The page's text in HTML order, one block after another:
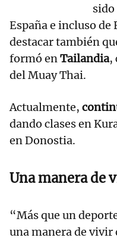
sido
España e incluso de
destacar también
formó enTailandia,
del Muay Thai.
Actualmente,
dando clases en
en Donostia.
Una manera de
“Más que un
una manera de vivir